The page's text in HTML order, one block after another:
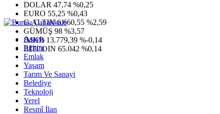
DOLAR 47,74 %0,25
EURO 55,25 %0,43
G.ALTIN6.660,55 %2,59
GÜMÜŞ 98 %3,57
IMKB 13.779,39 %-0,14
BITCOIN 65.042 %0,14
Asayiş
Eğitim
Emlak
Yaşam
Tarım Ve Sanayi
Belediye
Teknoloji
Yerel
Resmî İlan